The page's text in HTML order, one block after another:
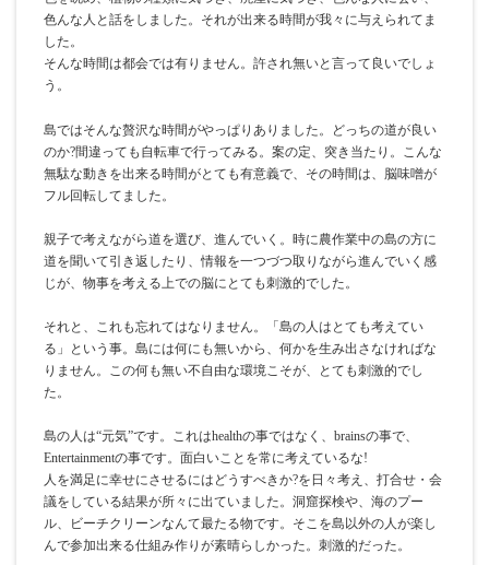
色んな人と話をしました。それが出来る時間が我々に与えられてま
した。
そんな時間は都会では有りません。許され無いと言って良いでしょ
う。
島ではそんな贅沢な時間がやっぱりありました。どっちの道が良い
のか?間違っても自転車で行ってみる。案の定、突き当たり。こんな
無駄な動きを出来る時間がとても有意義で、その時間は、脳味噌が
フル回転してました。
親子で考えながら道を選び、進んでいく。時に農作業中の島の方に
道を聞いて引き返したり、情報を一つづつ取りながら進んでいく感
じが、物事を考える上での脳にとても刺激的でした。
それと、これも忘れてはなりません。「島の人はとても考えてい
る」という事。島には何にも無いから、何かを生み出さなければな
りません。この何も無い不自由な環境こそが、とても刺激的でし
た。
島の人は“元気”です。これはhealthの事ではなく、brainsの事で、
Entertainmentの事です。面白いことを常に考えているな!
人を満足に幸せにさせるにはどうすべきか?を日々考え、打合せ・会
議をしている結果が所々に出ていました。洞窟探検や、海のプー
ル、ビーチクリーンなんて最たる物です。そこを島以外の人が楽し
んで参加出来る仕組み作りが素晴らしかった。刺激的だった。